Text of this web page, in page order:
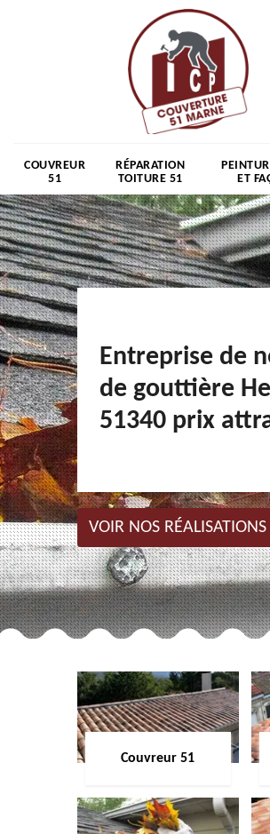
COUVREUR
51
RÉPARATION
TOITURE 51
ET
Entreprise de
de gouttière
51340 prix
VOIR NOS RÉALISATIONS
Couvreur 51